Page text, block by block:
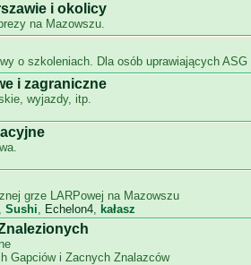
i okolicy
na Mazowszu.
o szkoleniach. Dla osób uprawiających
i zagraniczne
wyjazdy, itp.
grze LARPowej na Mazowszu
, Sushi, Echelon4, kałasz
Gapciów i Zacnych Znalazców